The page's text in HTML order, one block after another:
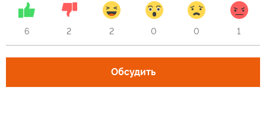
6 2 2 0 0 1
Обсудить